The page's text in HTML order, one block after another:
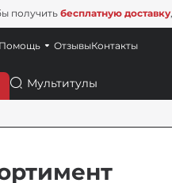
получитьбесплатную доставку
Поиск
Помощь ОтзывыКонтакты